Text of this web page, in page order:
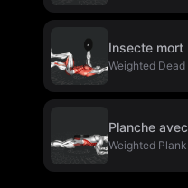
Insecte mort
Weighted Dead
Planche
Weighted Plank